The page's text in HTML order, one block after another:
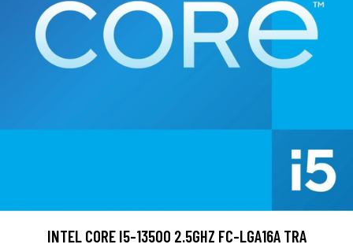
INTEL CORE I5-13500 2.5GHZ FC-LGA16A TRA